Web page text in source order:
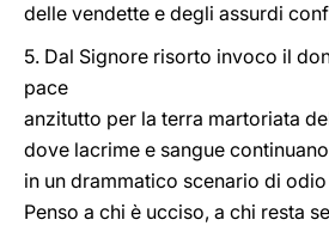
delle vendette e degli assurdi
5. Dal Signore risorto invoco il
pace
anzitutto per la terra martoriata
dove lacrime e sangue
in un drammatico scenario di
Penso a chi è ucciso, a chi resta